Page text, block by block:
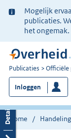
Ter
informatie:
Mogelijk
publicaties.
het ongemak.
U
bent
nu
hier:
Publicaties Officiële
Inloggen
Home